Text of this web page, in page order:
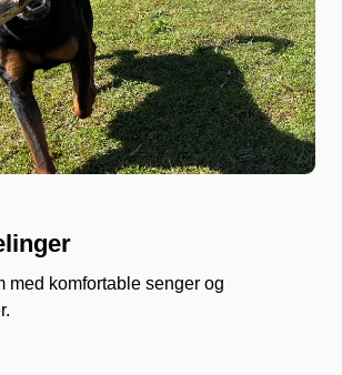
med komfortable senger og